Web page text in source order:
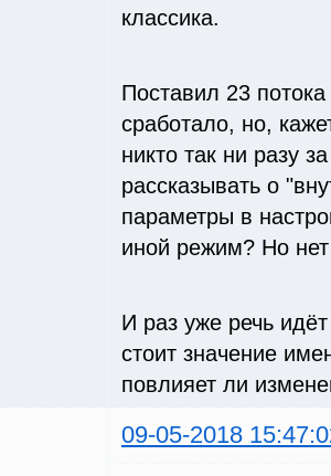
классика.
Поставил 23
сработало, но,
никто так ни разу
рассказывать о
параметры в
иной режим? Но
И раз уже речь
стоит значение
повлияет ли
09-05-2018